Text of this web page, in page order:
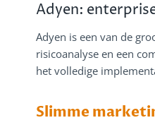
Adyen:
Adyen is een van de
risicoanalyse en een
het volledige
Slimme